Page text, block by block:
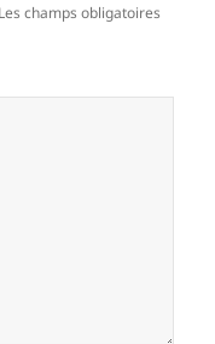
Les champs obligatoires